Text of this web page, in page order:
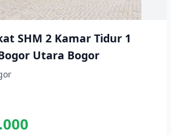
SHM 2 Kamar Tidur 1
Utara Bogor